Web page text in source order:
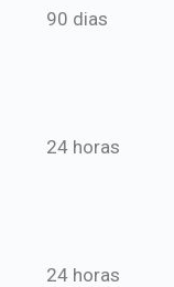
90 dias
24 horas
24 horas